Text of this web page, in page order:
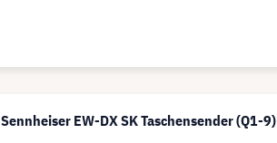
Sennheiser EW-DX SK Taschensender (Q1-9)